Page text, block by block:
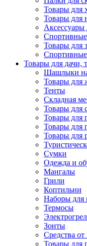
Товары для
Товары для
Аксессуары
Товары для
Спортивные
Товары для дачи,
Шашлыки
Товары для
Тенты
Складная
Товары для
Товары для
Товары для
Товары для
Сумки
Одежда и
Мангалы
Грили
Коптильни
Наборы для
Термосы
Зонты
Средства
Товары для